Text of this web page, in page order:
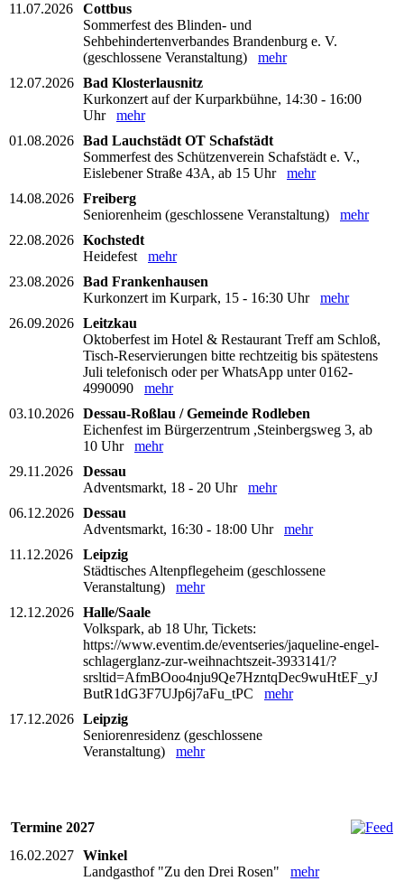
11.07.2026
Cottbus
Sommerfest des Blinden- und
Sehbehindertenverbandes Brandenburg e. V.
(geschlossene Veranstaltung) mehr
12.07.2026 Bad Klosterlausnitz
Kurkonzert auf der Kurparkbühne, 14:30 - 16:00
Uhr mehr
01.08.2026 Bad Lauchstädt OT Schafstädt
Sommerfest des Schützenverein Schafstädt e. V.,
Eislebener Straße 43A, ab 15 Uhr mehr
14.08.2026 Freiberg
Seniorenheim (geschlossene Veranstaltung) mehr
22.08.2026 Kochstedt
Heidefest mehr
23.08.2026 Bad Frankenhausen
Kurkonzert im Kurpark, 15 - 16:30 Uhr mehr
26.09.2026 Leitzkau
Oktoberfest im Hotel & Restaurant Treff am Schloß,
Tisch-Reservierungen bitte rechtzeitig bis spätestens
Juli telefonisch oder per WhatsApp unter 0162-
4990090 mehr
03.10.2026 Dessau-Roßlau / Gemeinde Rodleben
Eichenfest im Bürgerzentrum ,Steinbergsweg 3, ab
10 Uhr mehr
29.11.2026
Dessau
Adventsmarkt, 18 - 20 Uhr mehr
06.12.2026 Dessau
Adventsmarkt, 16:30 - 18:00 Uhr mehr
11.12.2026
Leipzig
Städtisches Altenpflegeheim (geschlossene
Veranstaltung) mehr
12.12.2026 Halle/Saale
Volkspark, ab 18 Uhr, Tickets:
https://www.eventim.de/eventseries/jaqueline-engel-
schlagerglanz-zur-weihnachtszeit-3933141/?
srsltid=AfmBOoo4nju9Qe7HzntqDec9wuHtEF_yJ
ButR1dG3F7UJp6j7aFu_tPC mehr
17.12.2026 Leipzig
Seniorenresidenz (geschlossene
Veranstaltung) mehr
Termine 2027
16.02.2027 Winkel
Landgasthof "Zu den Drei Rosen" mehr